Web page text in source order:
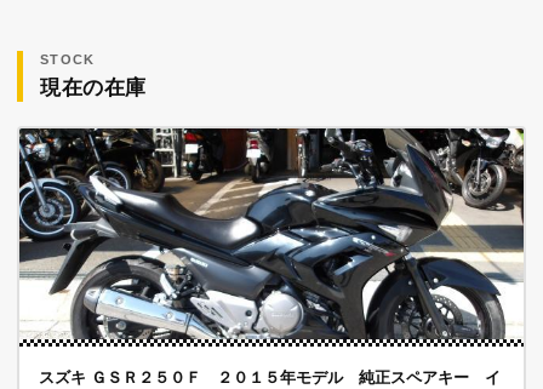
STOCK
現在の在庫
スズキ ＧＳＲ２５０Ｆ ２０１５年モデル 純正スペアキー イ